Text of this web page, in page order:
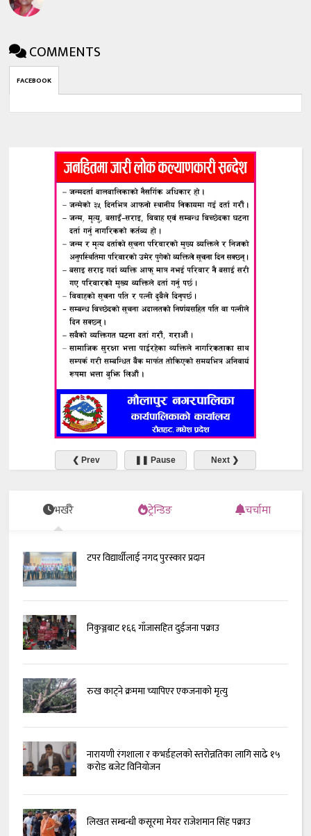
COMMENTS
FACEBOOK
❮ Prev ❚❚ Pause Next ❯
भर्खरै ट्रेन्डिङ चर्चामा
टपर विद्यार्थीलाई नगद पुरस्कार प्रदान
निकुञ्जबाट १६६ गाँजासहित दुईजना पक्राउ
रुख काट्ने क्रममा च्यापिएर एकजनाको मृत्यु
नारायणी रंगशाला र कभर्डहलको स्तरोन्नतिका लागि साढे १५
करोड बजेट विनियोजन
लिखत सम्बन्धी कसूरमा मेयर राजेशमान सिंह पक्राउ